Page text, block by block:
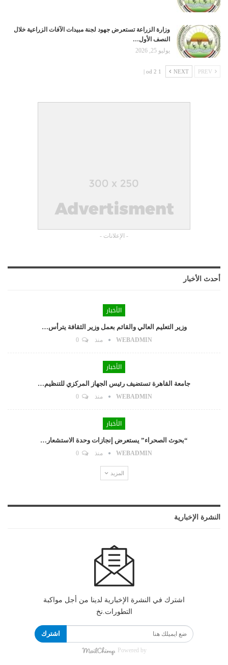
وزارة الزراعة تستعرض جهود لجنة مبيدات الآفات الزراعية خلال
النصف الأول…
يوليو 25, 2026
NEXT
1 od 2 |
- الإعلانات -
أحدث الأخبار
الأخبار
وزير التعليم العالي والقائم بعمل وزير الثقافة يترأس…
WEBADMIN منذ
الأخبار
جامعة القاهرة تستضيف رئيس الجهاز المركزي للتنظيم…
WEBADMIN منذ
الأخبار
“بحوث الصحراء” يستعرض إنجازات وحدة الاستشعار…
WEBADMIN منذ
المزيد
النشرة الإخبارية
اشترك في النشرة الإخبارية لدينا من أجل مواكبة
التطورات.نخ
اشترك
Powered by